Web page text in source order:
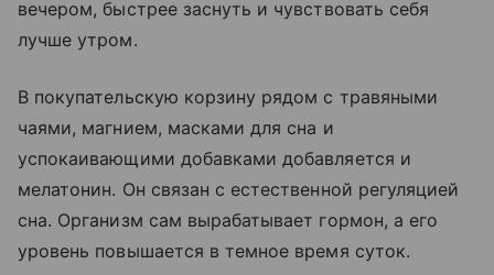
вечером, быстрее заснуть и чувствовать себя
лучше утром.
В покупательскую корзину рядом с травяными
чаями, магнием, масками для сна и
успокаивающими добавками добавляется и
мелатонин. Он связан с естественной регуляцией
сна. Организм сам вырабатывает гормон, а его
уровень повышается в темное время суток.